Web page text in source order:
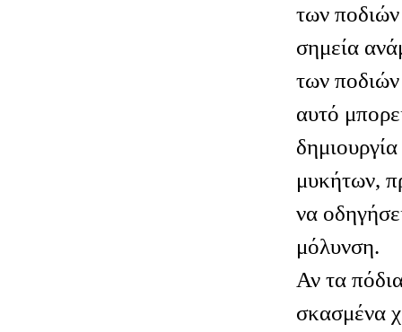
των ποδιών
σημεία
των ποδιών
αυτό
μυκήτων,
να
μόλυνση.
Αν τα
σκασμένα